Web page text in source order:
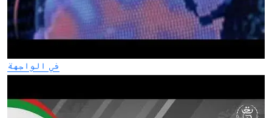
في الواجهة